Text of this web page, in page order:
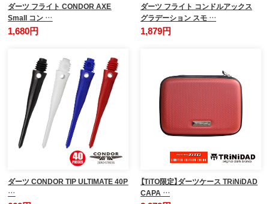
ダーツ フライト CONDOR AXE
Small コン …
1,680円
ダーツ フライト コンドルアックス
グラデーション スモ …
1,879円
ダーツ CONDOR TIP ULTIMATE 40P
…
【TiTO限定】ダーツケース TRiNiDAD
CAPA …